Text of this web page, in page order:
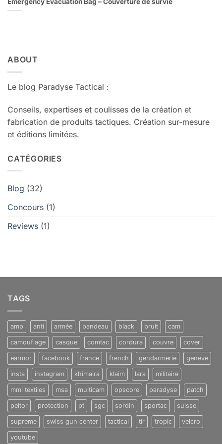
Emergency Evacuation Bag – Couverture de survie
ABOUT
Le blog Paradyse Tactical :
Conseils, expertises et coulisses de la création et
fabrication de produits tactiques. Création sur-mesure
et éditions limitées.
CATÉGORIES
Blog (32)
Concours (1)
Reviews (1)
TAGS
amp anti armée bandeau black bruit cam
camouflage casque comtac cordura couvre cover
earmor facebook france french gendarmerie geneve
insta instagram khimaira klaim lara militaire
mmi textiles msa multicam opscore paradyse patch
peltor protection pt sgc sordin sportac suisse
supreme swiss gun center tactical tir tropic velcro
youtube